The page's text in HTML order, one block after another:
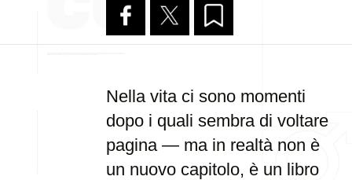
Nella vita ci sono momenti
dopo i quali sembra di voltare
pagina — ma in realtà non è
un nuovo capitolo, è un libro